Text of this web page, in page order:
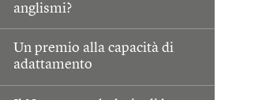
anglismi?
Un premio alla capacità di
adattamento